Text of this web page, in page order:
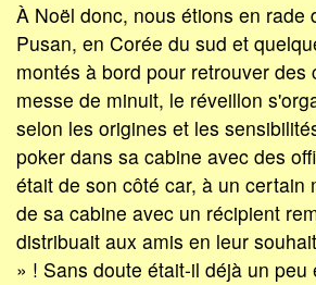
À Noël donc, nous étions en rade
Pusan, en Corée du sud et
montés à bord pour retrouver des
messe de minuit, le réveillon
selon les origines et les
poker dans sa cabine avec des
était de son côté car, à un certain
de sa cabine avec un récipient
distribuait aux amis en leur
» ! Sans doute était-il déjà un peu